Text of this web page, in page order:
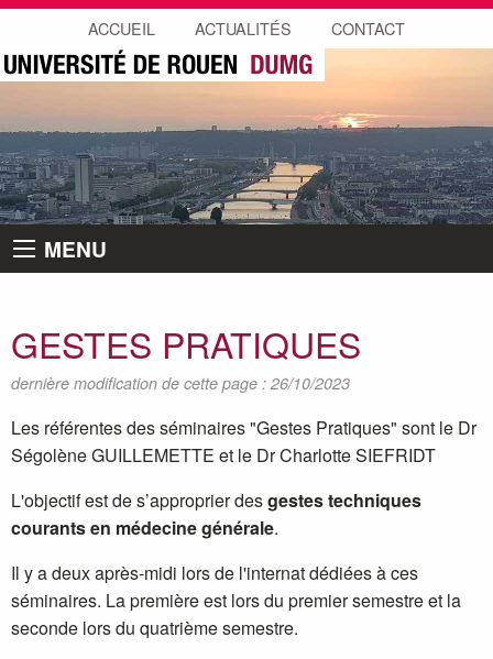
ACCUEIL ACTUALITÉS CONTACT
MENU
GESTES PRATIQUES
dernière modification de cette page : 26/10/2023
Les référentes des séminaires "Gestes Pratiques" sont le Dr
Ségolène GUILLEMETTE et le Dr Charlotte SIEFRIDT
L'objectif est de s’approprier desgestes techniques
courants en médecine générale.
Il y a deux après-midi lors de l'internat dédiées à ces
séminaires. La première est lors du premier semestre et la
seconde lors du quatrième semestre.